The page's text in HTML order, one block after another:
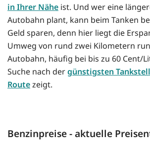
in Ihrer Nähe ist. Und wer eine
Autobahn plant, kann beim Tanken
Geld sparen, denn hier liegt die
Umweg von rund zwei Kilometern
Autobahn, häufig bei bis zu 60 Cent/
Suche nach dergünstigsten
Routezeigt.
Benzinpreise - aktuelle